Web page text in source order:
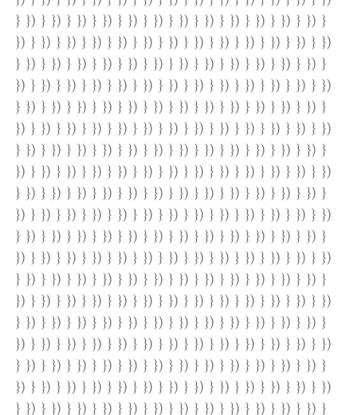
} }) } }) } }) } }) } }) } }) } }) } }) } }) } }) } }) } }) }
}) } }) } }) } }) } }) } }) } }) } }) } }) } }) } }) } }) } })
} }) } }) } }) } }) } }) } }) } }) } }) } }) } }) } }) } }) }
}) } }) } }) } }) } }) } }) } }) } }) } }) } }) } }) } }) } })
} }) } }) } }) } }) } }) } }) } }) } }) } }) } }) } }) } }) }
}) } }) } }) } }) } }) } }) } }) } }) } }) } }) } }) } }) } })
} }) } }) } }) } }) } }) } }) } }) } }) } }) } }) } }) } }) }
}) } }) } }) } }) } }) } }) } }) } }) } }) } }) } }) } }) } })
} }) } }) } }) } }) } }) } }) } }) } }) } }) } }) } }) } }) }
}) } }) } }) } }) } }) } }) } }) } }) } }) } }) } }) } }) } })
} }) } }) } }) } }) } }) } }) } }) } }) } }) } }) } }) } }) }
}) } }) } }) } }) } }) } }) } }) } }) } }) } }) } }) } }) } })
} }) } }) } }) } }) } }) } }) } }) } }) } }) } }) } }) } }) }
}) } }) } }) } }) } }) } }) } }) } }) } }) } }) } }) } }) } })
} }) } }) } }) } }) } }) } }) } }) } }) } }) } }) } }) } }) }
}) } }) } }) } }) } }) } }) } }) } }) } }) } }) } }) } }) } })
} }) } }) } }) } }) } }) } }) } }) } }) } }) } }) } }) } }) }
}) } }) } }) } }) } }) } }) } }) } }) } }) } }) } }) } }) } })
} }) } }) } }) } }) } }) } }) } }) } }) } }) } }) } }) } }) }